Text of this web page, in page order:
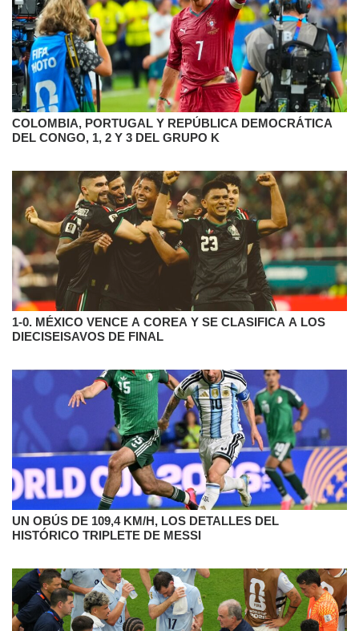
COLOMBIA, PORTUGAL Y REPÚBLICA DEMOCRÁTICA
DEL CONGO, 1, 2 Y 3 DEL GRUPO K
1-0. MÉXICO VENCE A COREA Y SE CLASIFICA A LOS
DIECISEISAVOS DE FINAL
UN OBÚS DE 109,4 KM/H, LOS DETALLES DEL
HISTÓRICO TRIPLETE DE MESSI